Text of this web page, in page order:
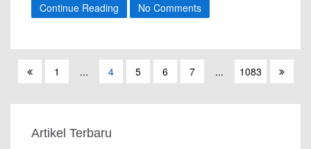
Continue Reading No Comments
1 ... 4 5 6 7 ... 1083
Artikel Terbaru